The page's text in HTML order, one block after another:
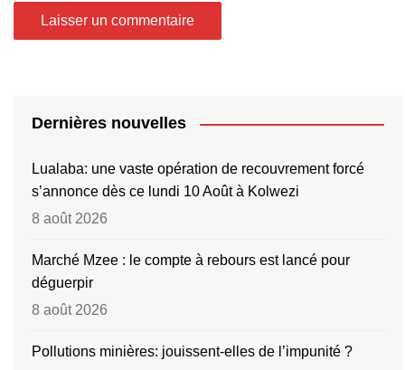
Dernières nouvelles
Lualaba: une vaste opération de recouvrement forcé
s’annonce dès ce lundi 10 Août à Kolwezi
8 août 2026
Marché Mzee : le compte à rebours est lancé pour
déguerpir
8 août 2026
Pollutions minières: jouissent-elles de l’impunité ?